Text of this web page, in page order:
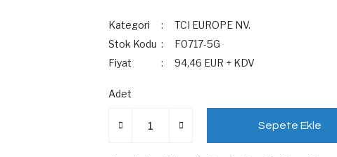
Kategori
TCI EUROPE NV.
Stok Kodu
F0717-5G
Fiyat
94,46 EUR + KDV
Adet
Sepete Ekle